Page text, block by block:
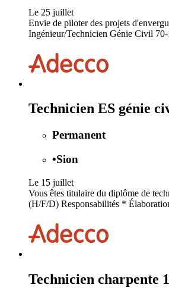
Le 25 juillet
Envie de piloter des projets
Ingénieur/Technicien Génie Civil
Technicien ES génie
Permanent
•Sion
Le 15 juillet
Vous êtes titulaire du diplôme de
(H/F/D) Responsabilités *
Technicien charpente